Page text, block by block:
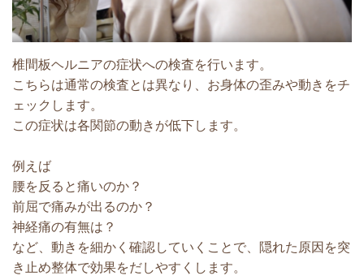
椎間板ヘルニアの症状への検査を行います。
こちらは通常の検査とは異なり、お身体の歪みや動きをチ
ェックします。
この症状は各関節の動きが低下します。
例えば
腰を反ると痛いのか？
前屈で痛みが出るのか？
神経痛の有無は？
など、動きを細かく確認していくことで、隠れた原因を突
き止め整体で効果をだしやすくします。